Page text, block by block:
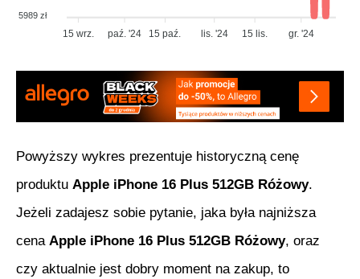
5989 zł
15 wrz. paź. '24 15 paź. lis. '24 15 lis. gr. '24
Powyższy wykres prezentuje historyczną cenę
produktu Apple iPhone 16 Plus 512GB Różowy.
Jeżeli zadajesz sobie pytanie, jaka była najniższa
cena Apple iPhone 16 Plus 512GB Różowy, oraz
czy aktualnie jest dobry moment na zakup, to